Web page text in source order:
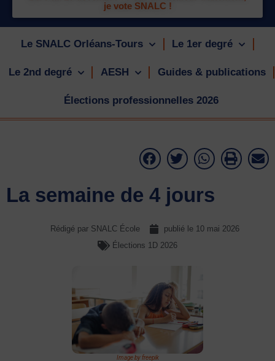
je vote SNALC !
Le SNALC Orléans-Tours Le 1er degré
Le 2nd degré AESH Guides & publications
Élections professionnelles 2026
La semaine de 4 jours
Rédigé par SNALC École publié le 10 mai 2026
Élections 1D 2026
Image by freepik